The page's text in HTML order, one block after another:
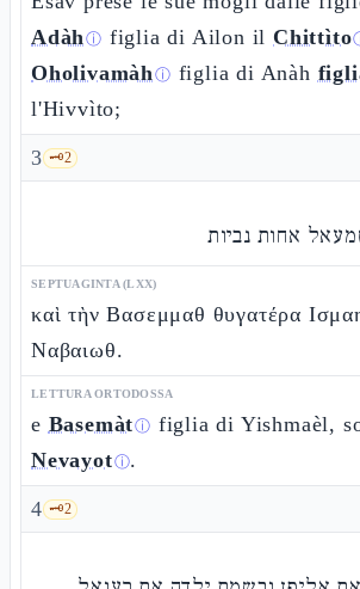
Adàhⓘ figlia di Ailon il Chittìto
Oholivamàhⓘ figlia di Anàh
l'Hivvìto;
3 🗝️2
אחות נביות
SEPTUAGINTA (LXX)
καὶ τὴν Βασεμμαθ θυγατέρα
Ναβαιωθ.
LETTURA ORTODOSSA
e Basemàtⓘ figlia di Yishmaèl,
Nevayotⓘ.
4 🗝️2